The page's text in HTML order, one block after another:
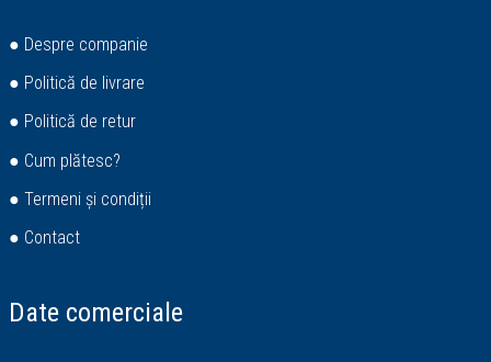
● Despre companie
● Politică de livrare
● Politică de retur
● Cum plătesc?
● Termeni și condiții
● Contact
Date comerciale